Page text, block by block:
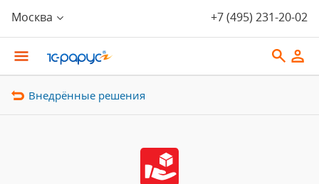
Москва +7 (495) 231-20-02
Внедрённые решения